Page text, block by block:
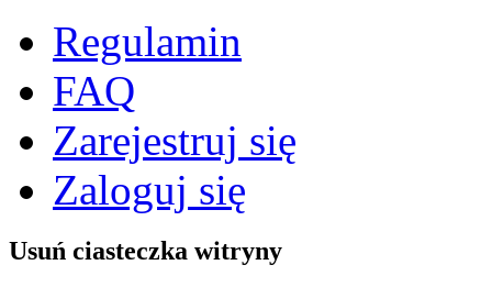
Regulamin
FAQ
Zarejestruj się
Zaloguj się
Usuń ciasteczka witryny